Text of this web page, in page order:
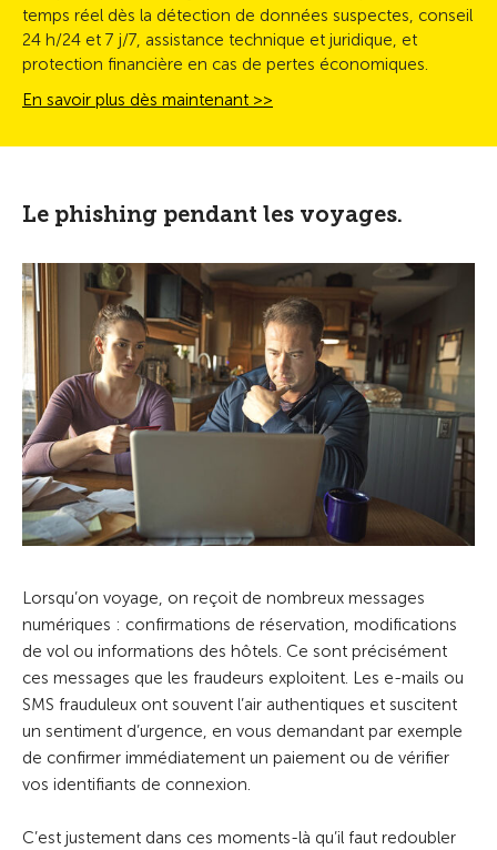
temps réel dès la détection de données suspectes, conseil
24 h/24 et 7 j/7, assistance technique et juridique, et
protection financière en cas de pertes économiques.
En savoir plus dès maintenant >>
Le phishing pendant les voyages.
Lorsqu’on voyage, on reçoit de nombreux messages
numériques : confirmations de réservation, modifications
de vol ou informations des hôtels. Ce sont précisément
ces messages que les fraudeurs exploitent. Les e-mails ou
SMS frauduleux ont souvent l’air authentiques et suscitent
un sentiment d’urgence, en vous demandant par exemple
de confirmer immédiatement un paiement ou de vérifier
vos identifiants de connexion.
C’est justement dans ces moments-là qu’il faut redoubler